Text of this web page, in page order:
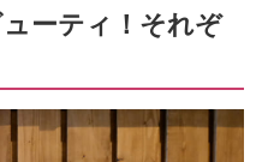
ーティ！それぞ